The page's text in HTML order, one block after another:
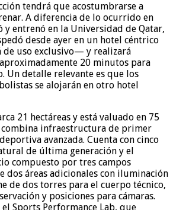
tendrá que acostumbrarse a
A diferencia de lo ocurrido en
y entrenó en la Universidad de Qatar,
desde ayer en un hotel céntrico
uso exclusivo— y realizará
20 minutos para
Un detalle relevante es que los
se alojarán en otro hotel
21 hectáreas y está valuado en 75
infraestructura de primer
avanzada. Cuenta con cinco
de última generación y el
compuesto por tres campos
dos áreas adicionales con iluminación
de dos torres para el cuerpo técnico,
y posiciones para cámaras.
Sports Performance Lab, que